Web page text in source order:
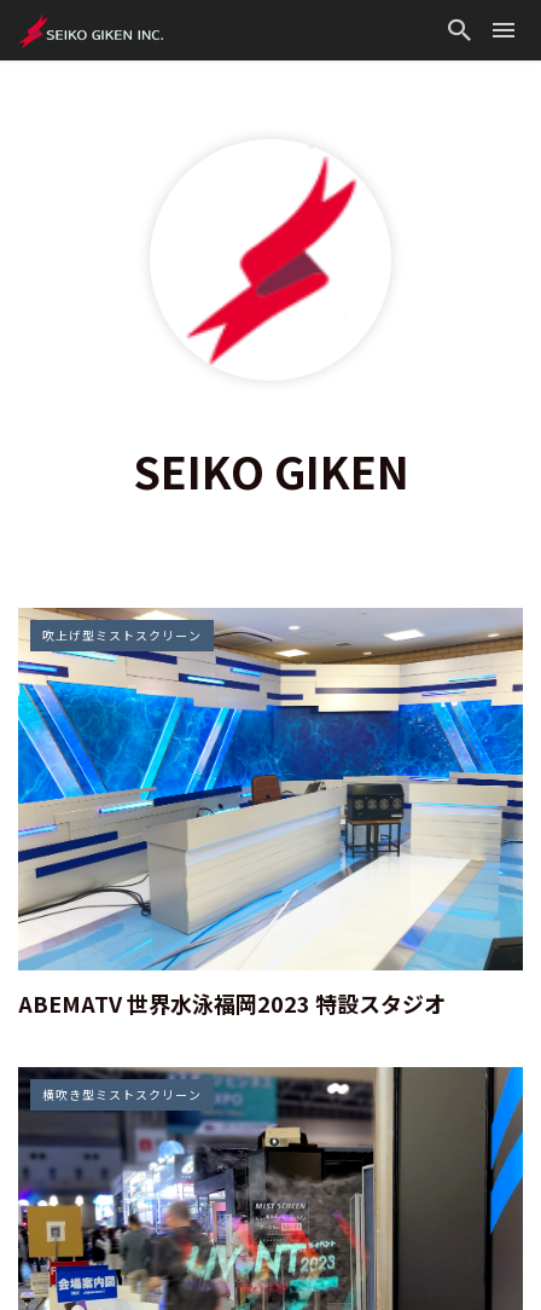
SEIKO GIKEN
吹上げ型ミストスクリーン
ABEMATV 世界水泳福岡2023 特設スタジオ
横吹き型ミストスクリーン